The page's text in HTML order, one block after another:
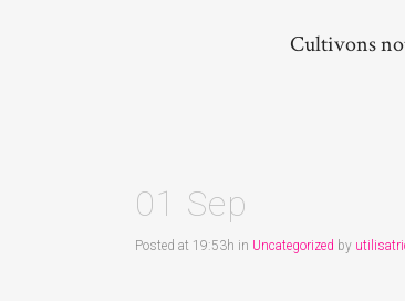
Cultivons
01 Sep
Posted at 19:53h in Uncategorized by